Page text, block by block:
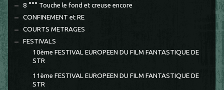
8 °°° Touche le fond et creuse encore
CONFINEMENT et RE
COURTS METRAGES
FESTIVALS
10ème FESTIVAL EUROPEEN DU FILM FANTASTIQUE DE
STR
11ème FESTIVAL EUROPEEN DU FILM FANTASTIQUE DE
STR